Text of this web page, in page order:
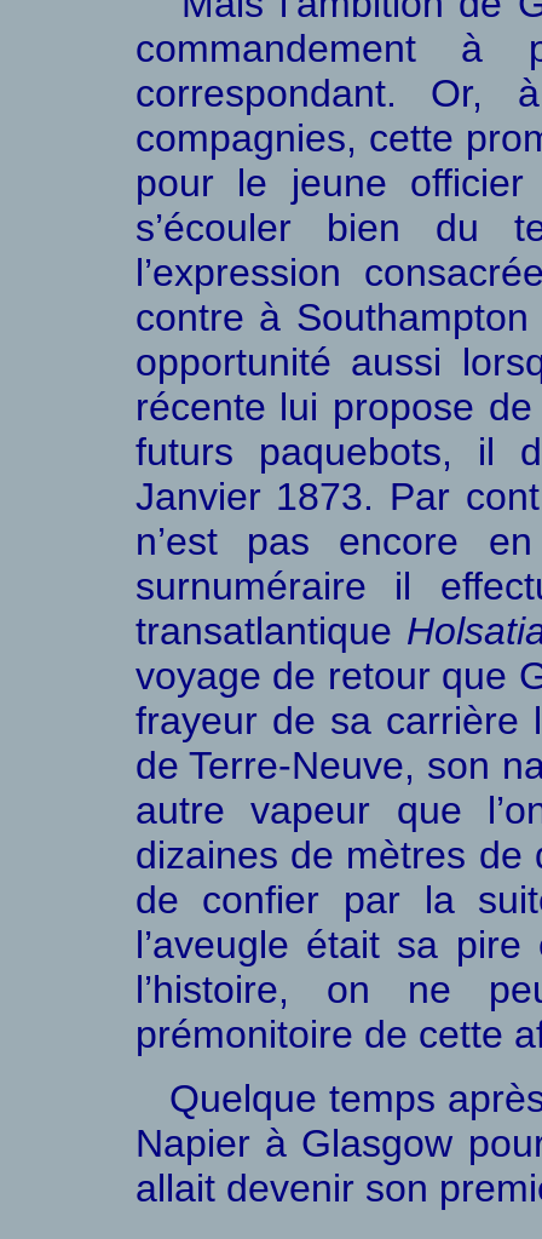
commandement
correspondant.
compagnies, cette
pour le jeune
s’écouler bien du
l’expression
contre à
opportunité aussi
récente lui propose
futurs paquebots, il
Janvier 1873. Par
n’est pas encore
surnuméraire il
transatlantique
voyage de retour que
frayeur de sa carrière
de Terre-Neuve, son
autre vapeur que
dizaines de mètres de
de confier par la
l’aveugle était sa
l’histoire, on ne
prémonitoire de cette
Quelque temps
Napier à Glasgow
allait devenir son